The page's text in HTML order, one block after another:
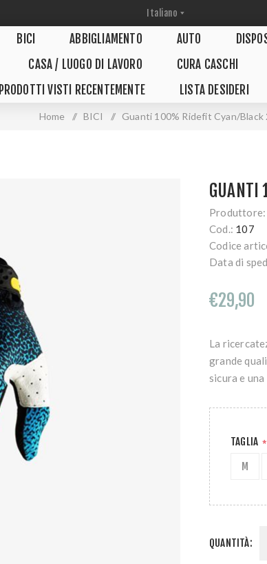
BICI ABBIGLIAMENTO AUTO
CASA / LUOGO DI LAVORO CURA CASCHI
PRODOTTI VISTI RECENTEMENTE
LISTA DESIDERI
Home / BICI / Guanti 100% Ridefit Cyan/Black
GUANTI
Produttore:
Cod.: 107
Codice
Data di
€29,90
La
grande
sicura e
TAGLIA *
M
QUANTITÀ: